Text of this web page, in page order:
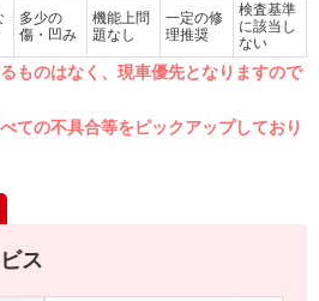
多少の
傷・凹み
機能上問
題なし
一定の修
理推奨
検査基準
に該当し
ない
ものはなく、現車優先となりますので
ての不具合等をピックアップしており
ス